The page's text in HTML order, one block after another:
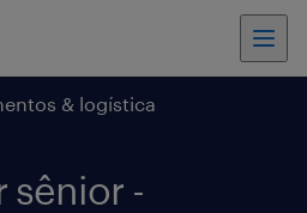
& logística
sênior -